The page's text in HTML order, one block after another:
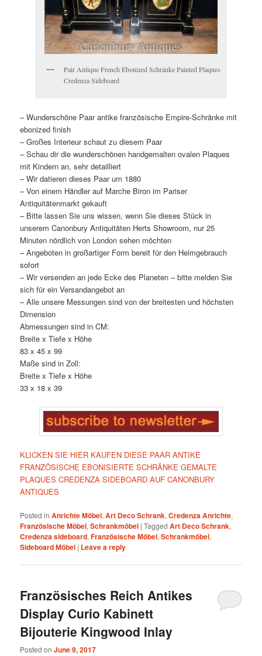
Pair Antique French Ebonized Schränke Painted Plaques
Credenza Sideboard
– Wunderschöne Paar antike französische Empire-Schränke mit
ebonized finish
– Großes Interieur schaut zu diesem Paar
– Schau dir die wunderschönen handgemalten ovalen Plaques
mit Kindern an, sehr detailliert
– Wir datieren dieses Paar um 1880
– Von einem Händler auf Marche Biron im Pariser
Antiquitätenmarkt gekauft
– Bitte lassen Sie uns wissen, wenn Sie dieses Stück in
unserem Canonbury Antiquitäten Herts Showroom, nur 25
Minuten nördlich von London sehen möchten
– Angeboten in großartiger Form bereit für den Heimgebrauch
sofort
– Wir versenden an jede Ecke des Planeten – bitte melden Sie
sich für ein Versandangebot an
– Alle unsere Messungen sind von der breitesten und höchsten
Dimension
Abmessungen sind in CM:
Breite x Tiefe x Höhe
83 x 45 x 99
Maße sind in Zoll:
Breite x Tiefe x Höhe
33 x 18 x 39
KLICKEN SIE HIER KAUFEN DIESE PAAR ANTIKE
FRANZÖSISCHE EBONISIERTE SCHRÄNKE GEMALTE
PLAQUES CREDENZA SIDEBOARD AUF CANONBURY
ANTIQUES
Posted in Anrichte Möbel,Art Deco Schrank,Credenza Anrichte,
Französische Möbel,Schrankmöbel |Tagged Art Deco Schrank,
Credenza sideboard,Französische Möbel,Schrankmöbel,
Sideboard Möbel | Leave a reply
Französisches Reich Antikes
Display Curio Kabinett
Bijouterie Kingwood Inlay
Posted onJune 9, 2017